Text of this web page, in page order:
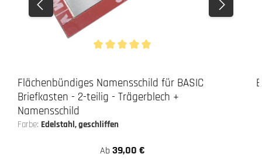
Flächenbündiges Namensschild für BASIC
Briefkasten - 2-teilig - Trägerblech +
Namensschild
Farbe: Edelstahl, geschliffen
Ab 39,00 €